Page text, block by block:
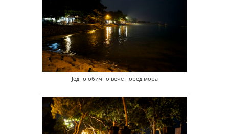
Једно обично вече поред мора